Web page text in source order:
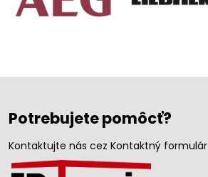
Potrebujete pomôcť?
Kontaktujte nás cez Kontaktný formulár